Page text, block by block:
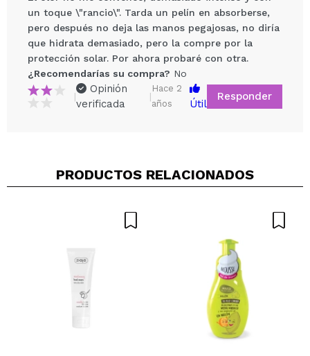
Compartir un vídeo o una foto
¿Recomendarías su compra? Si No
5/5
ENVIAR
un toque \"rancio\". Tarda un pelín en absorberse,
pero después no deja las manos pegajosas, no diría
que hidrata demasiado, pero la compre por la
protección solar. Por ahora probaré con otra.
¿Recomendarías su compra? No
|
Opinión
verificada
|
Hace 2
años
Útil
Responder
PRODUCTOS RELACIONADOS